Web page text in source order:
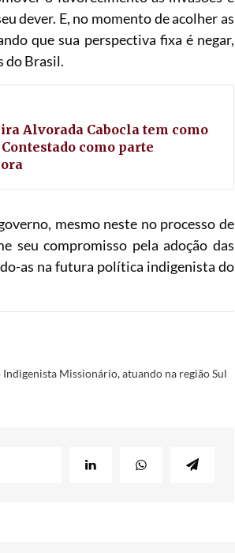
dever. E, no momento de acolher as
que sua perspectiva fixa é negar,
do Brasil.
Alvorada Cabocla tem como
como parte
mesmo neste no processo de
seu compromisso pela adoção das
as na futura política indigenista do
Missionário, atuando na região Sul